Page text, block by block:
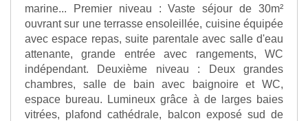
marine... Premier niveau : Vaste séjour de 30m²
ouvrant sur une terrasse ensoleillée, cuisine équipée
avec espace repas, suite parentale avec salle d'eau
attenante, grande entrée avec rangements, WC
indépendant. Deuxième niveau : Deux grandes
chambres, salle de bain avec baignoire et WC,
espace bureau. Lumineux grâce à de larges baies
vitrées, plafond cathédrale, balcon exposé sud de